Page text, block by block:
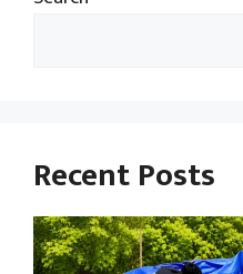
Recent Posts